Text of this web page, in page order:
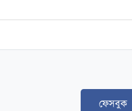
ফেসবুক